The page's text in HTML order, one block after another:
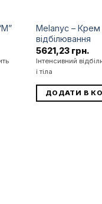
Melanyc – Крем
відбілювання
5621,23 грн.
Інтенсивний
і тіла
ДОДАТИ В